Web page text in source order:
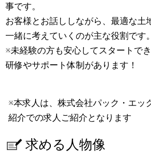
事です。
お客様とお話ししながら、最適な土
一緒に考えていくのが主な役割です。
※未経験の方も安心してスタートで
研修やサポート体制があります！
※本求人は、株式会社パック・エッ
紹介での求人ご紹介となります
求める人物像